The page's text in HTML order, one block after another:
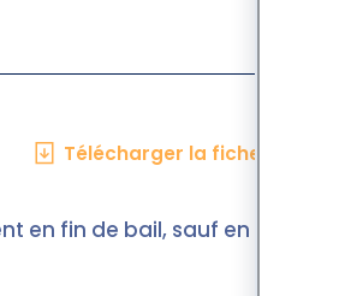
en fin de bail, sauf en cas de
Télécharger la fiche en PDF